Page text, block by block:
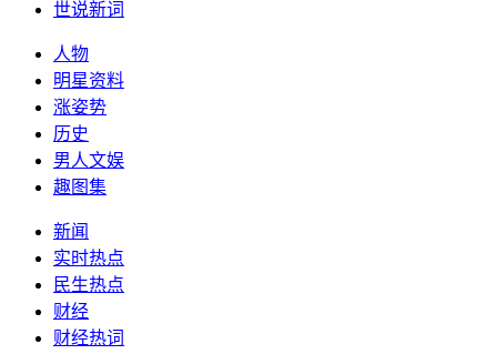
世说新词
人物
明星资料
涨姿势
历史
男人文娱
趣图集
新闻
实时热点
民生热点
财经
财经热词